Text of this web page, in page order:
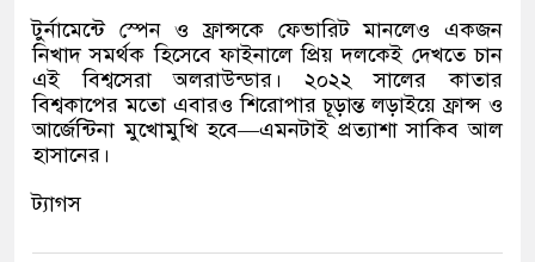
টুর্নামেন্টে স্পেন ও ফ্রান্সকে ফেভারিট মানলেও একজন
নিখাদ সমর্থক হিসেবে ফাইনালে প্রিয় দলকেই দেখতে চান
এই বিশ্বসেরা অলরাউন্ডার। ২০২২ সালের কাতার
বিশ্বকাপের মতো এবারও শিরোপার চূড়ান্ত লড়াইয়ে ফ্রান্স ও
আর্জেন্টিনা মুখোমুখি হবে—এমনটাই প্রত্যাশা সাকিব আল
হাসানের।
ট্যাগস